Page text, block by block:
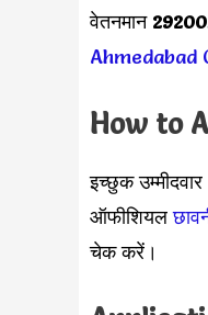
वेतनमान
Ahmedabad
How to
इच्छुक उम्मीदवार
ऑफीशियल
चेक करें।